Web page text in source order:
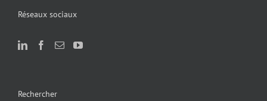
Réseaux sociaux
Rechercher